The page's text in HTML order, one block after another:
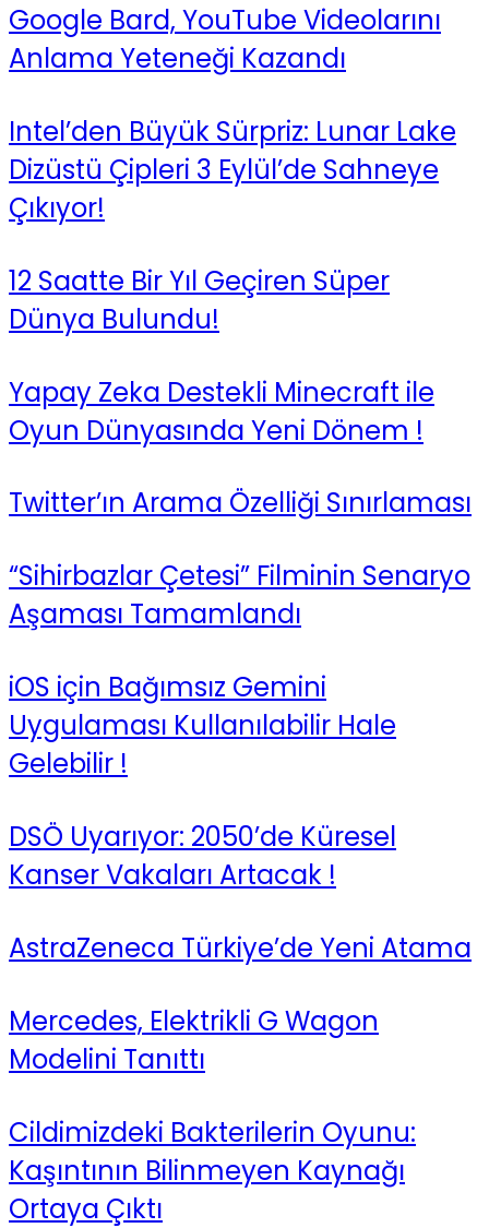
Google Bard, YouTube Videolarını
Anlama Yeteneği Kazandı
Intel’den Büyük Sürpriz: Lunar Lake
Dizüstü Çipleri 3 Eylül’de Sahneye
Çıkıyor!
12 Saatte Bir Yıl Geçiren Süper
Dünya Bulundu!
Yapay Zeka Destekli Minecraft ile
Oyun Dünyasında Yeni Dönem !
Twitter’ın Arama Özelliği Sınırlaması
“Sihirbazlar Çetesi” Filminin Senaryo
Aşaması Tamamlandı
iOS için Bağımsız Gemini
Uygulaması Kullanılabilir Hale
Gelebilir !
DSÖ Uyarıyor: 2050’de Küresel
Kanser Vakaları Artacak !
AstraZeneca Türkiye’de Yeni Atama
Mercedes, Elektrikli G Wagon
Modelini Tanıttı
Cildimizdeki Bakterilerin Oyunu:
Kaşıntının Bilinmeyen Kaynağı
Ortaya Çıktı